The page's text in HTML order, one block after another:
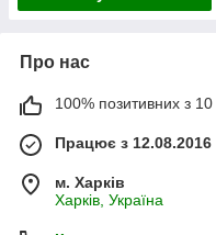
Про нас
100% позитивних з 10
Працює з 12.08.2016
м. Харків
Харків, Україна